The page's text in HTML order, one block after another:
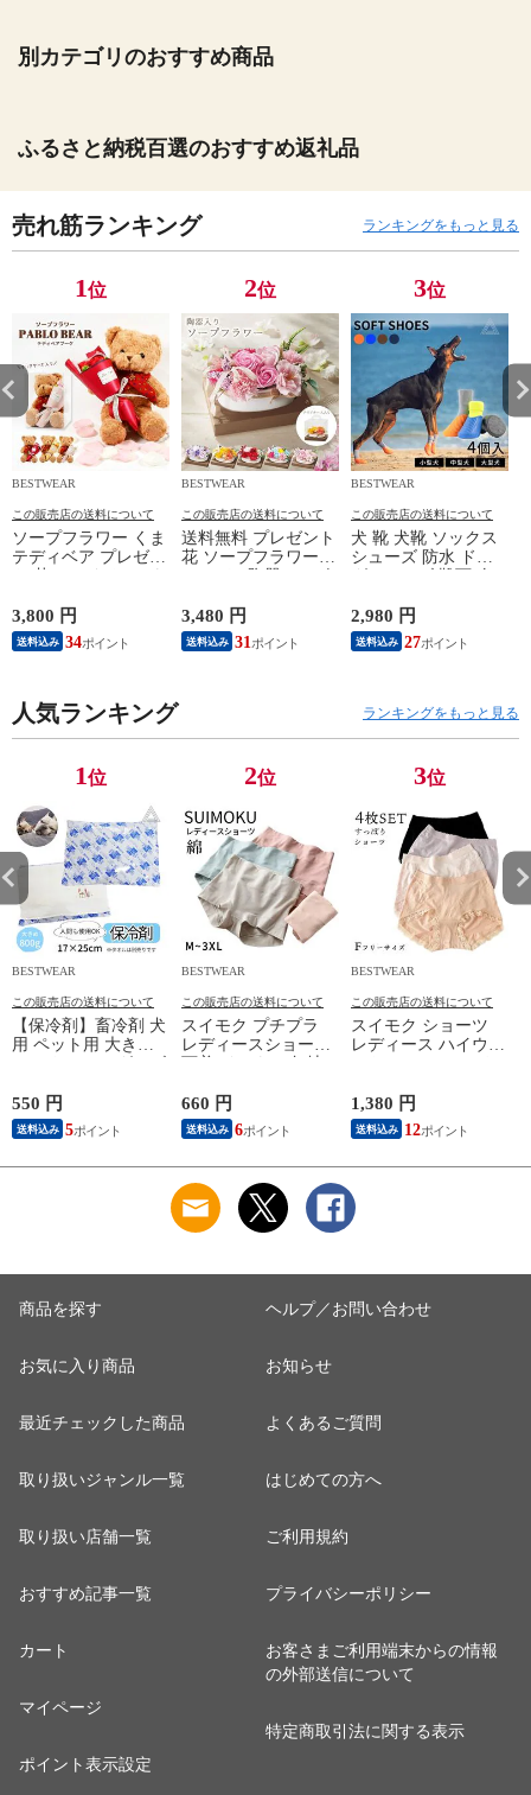
別カテゴリのおすすめ商品
ふるさと納税百選のおすすめ返礼品
売れ筋ランキング ランキングをもっと見る
1位
BESTWEAR
この販売店の送料について
ソープフラワー くま
テディベア プレゼン
ト 花 ぬいぐるみ パ
リアケース入り クリ
スマス 入学式 卒業
式 ブーケ 花束 誕生
お供え おしゃれ 可
愛い ホワイトデー
ンク 送料無料 SF-
3,800 円
送料込み 34
2位
BESTWEAR
この販売店の送料について
送料無料 プレゼント
花 ソープフラワー
オーバル陶器シャボ
ソープ 記念日 結婚
誕生日 母の日 退職
祝い お悔み お供え
ット SF-GM-4834
3,480 円
送料込み 31
3位
BESTWEAR
この販売店の送料について
犬 靴 犬靴 ソックス
シューズ 防水 ドッ
グシューズ 靴下 肉
かい 4足 脱げない マ
ジックテープ シュー
ズ 散歩 夏 冬 防水 ス
中型犬 大型犬 4個入
ブルー , Mサイズ ]
2,980 円
送料込み 27
人気ランキング ランキングをもっと見る
1位
BESTWEAR
この販売店の送料について
【保冷剤】畜冷剤 犬
用 ペット用 大きめ
800g おでかけグッズ
夏バテ対策 クールダ
ウン ドッグラン 暑
さ対策 ひんやり ア
550 円
送料込み 5
2位
BESTWEAR
この販売店の送料について
スイモク プチプラ
レディースショーツ
下着 インナー 無地
薄いカラー 薄手 パ
ンツ シンプル 通気
性 女性用 下着 丈夫
タンダード パンティ
ー5677922【水沐良
品】
660 円
送料込み 6
3位
BESTWEAR
この販売店の送料について
スイモク ショーツ
レディース ハイウエ
ヒップアップ 女性
下着 お尻すっぽり
保温 冷えケア アン
ストレッチ 締め付け
ない ストレスフリー
1,380 円
送料込み 12
商品を探す
お気に入り商品
最近チェックした商品
取り扱いジャンル一覧
取り扱い店舗一覧
おすすめ記事一覧
カート
マイページ
ポイント表示設定
ヘルプ／お問い合わせ
お知らせ
よくあるご質問
はじめての方へ
ご利用規約
プライバシーポリシー
お客さまご利用端末からの情報
の外部送信について
特定商取引法に関する表示